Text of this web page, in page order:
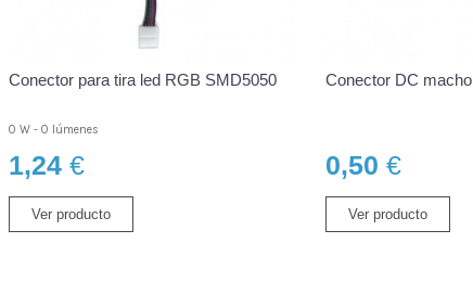
Conector para tira led RGB SMD5050
0 W - 0 lúmenes
1,24€
Ver producto
Conector DC macho
0,50 €
Ver producto